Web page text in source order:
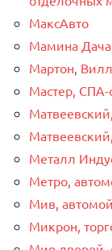
МаксАвто
Мамина
Мартон,
Мастер, СПА-
Металл
Метро,
Мив,
Микрон,